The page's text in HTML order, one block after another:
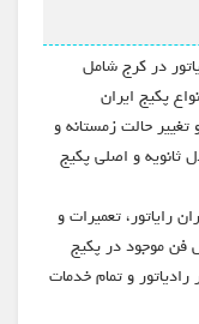
در کرج شامل
پکیج ایران
تغییر حالت زمستانه و
ثانویه و اصلی پکیج
رایاتور، تعمیرات و
موجود در پکیج
و تمام خدمات